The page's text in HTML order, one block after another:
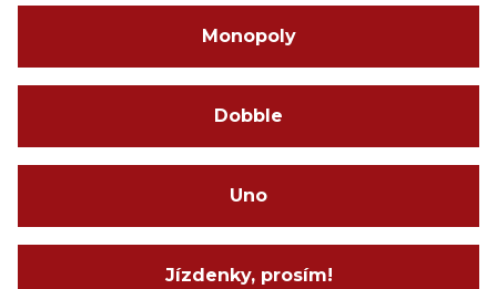
Monopoly
Dobble
Uno
Jízdenky, prosím!